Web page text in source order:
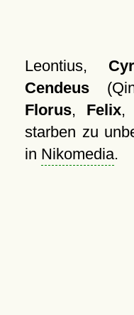
Leontius,
Cendeus
Florus, Felix,
starben zu
in Nikomedia.